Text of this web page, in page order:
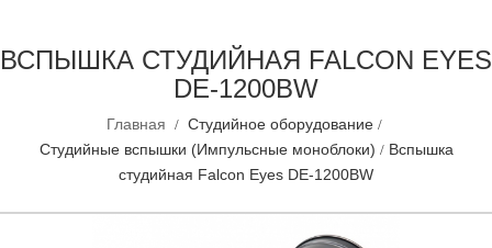
ВСПЫШКА СТУДИЙНАЯ FALCON EYES
DE-1200BW
Главная
Студийное оборудование
Студийные вспышки (Импульсные моноблоки)
Вспышка
студийная Falcon Eyes DE-1200BW